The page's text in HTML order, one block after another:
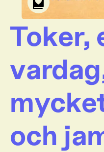
Toker,
och